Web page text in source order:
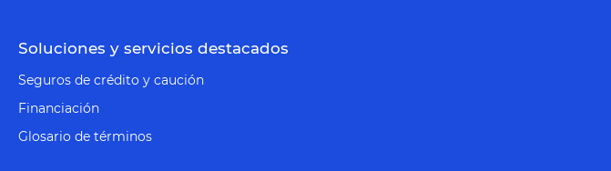
Soluciones y servicios destacados
Seguros de crédito y caución
Financiación
Glosario de términos